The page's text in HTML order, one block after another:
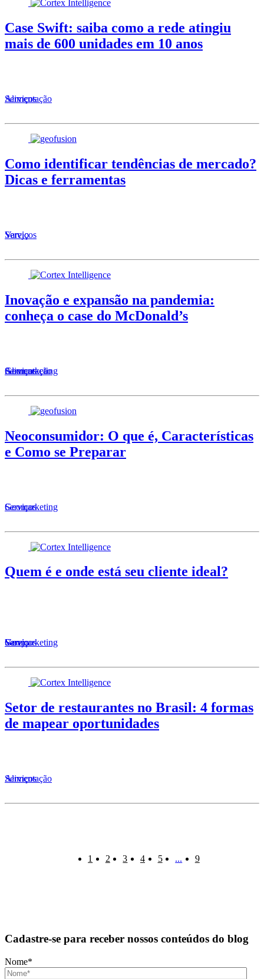
Case Swift: saiba como a rede atingiu
mais de 600 unidades em 10 anos
Alimentação
Serviços
Como identificar tendências de mercado?
Dicas e ferramentas
Serviços
Varejo
Inovação e expansão na pandemia:
conheça o case do McDonald’s
Alimentação
Serviços
Geomarketing
Neoconsumidor: O que é, Características
e Como se Preparar
Serviços
Geomarketing
Quem é e onde está seu cliente ideal?
Serviços
Varejo
Geomarketing
Setor de restaurantes no Brasil: 4 formas
de mapear oportunidades
Alimentação
Serviços
1 2 3 4 5 ... 9
Cadastre-se para receber nossos conteúdos do blog
Nome*